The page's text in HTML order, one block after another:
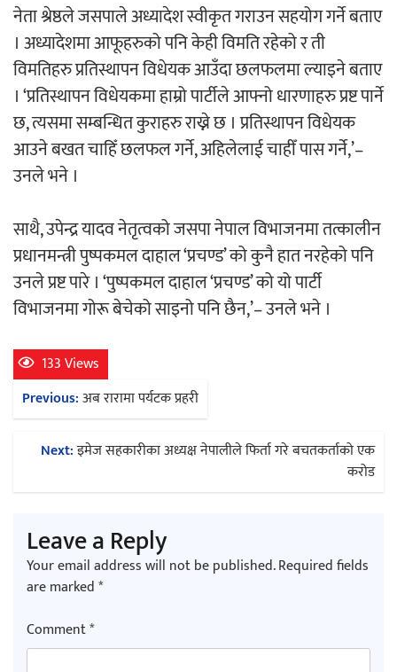
अर्जुन चन्द्रको ‘संवेदनाका प्रतिध्वनि’
मुक्तकसङ्ग्रह लोकार्पण
नेता श्रेष्ठले जसपाले अध्यादेश स्वीकृत गराउन सहयोग गर्ने बताए
। अध्यादेशमा आफूहरुको पनि केही विमति रहेको र ती
विमतिहरु प्रतिस्थापन विधेयक आउँदा छलफलमा ल्याइने बताए
। ‘प्रतिस्थापन विधेयकमा हाम्रो पार्टीले आफ्नो धारणाहरु प्रष्ट पार्ने
छ, त्यसमा सम्बन्धित कुराहरु राख्ने छ । प्रतिस्थापन विधेयक
आउने बखत चाहिँ छलफल गर्ने, अहिलेलाई चाहीँ पास गर्ने,’–
उनले भने ।
साथै, उपेन्द्र यादव नेतृत्वको जसपा नेपाल विभाजनमा तत्कालीन
प्रधानमन्त्री पुष्पकमल दाहाल ‘प्रचण्ड’ को कुनै हात नरहेको पनि
उनले प्रष्ट पारे । ‘पुष्पकमल दाहाल ‘प्रचण्ड’ को यो पार्टी
विभाजनमा गोरू बेचेको साइनो पनि छैन,’– उनले भने ।
133 Views
Post
navigation
Previous:अब रारामा पर्यटक प्रहरी
Next:इमेज सहकारीका अध्यक्ष नेपालीले फिर्ता गरे बचतकर्ताको एक
करोड
Leave a Reply
Your email address will not be published.Required fields
are marked*
Comment*